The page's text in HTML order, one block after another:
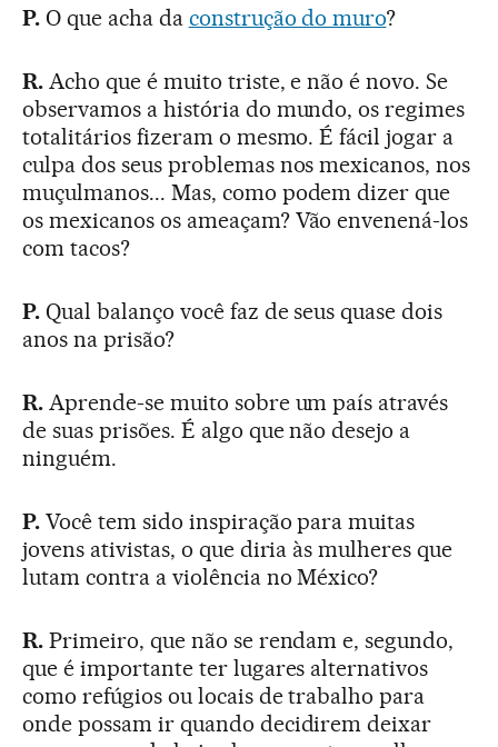
P. O que acha da construção do muro?
R.Acho que é muito triste, e não é novo. Se
observamos a história do mundo, os regimes
totalitários fizeram o mesmo. É fácil jogar a
culpa dos seus problemas nos mexicanos, nos
muçulmanos... Mas, como podem dizer que
os mexicanos os ameaçam? Vão envenená-los
com tacos?
P. Qual balanço você faz de seus quase dois
anos na prisão?
R. Aprende-se muito sobre um país através
de suas prisões. É algo que não desejo a
ninguém.
P. Você tem sido inspiração para muitas
jovens ativistas, o que diria às mulheres que
lutam contra a violência no México?
R.Primeiro, que não se rendam e, segundo,
que é importante ter lugares alternativos
como refúgios ou locais de trabalho para
onde possam ir quando decidirem deixar